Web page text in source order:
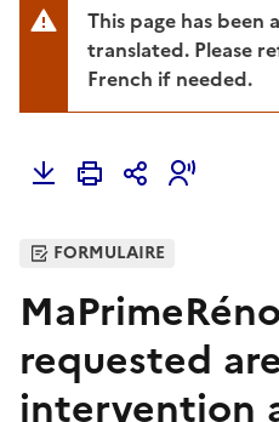
This page has been automatically
translated. Please
French if needed.
FORMULAIRE
requested
intervention